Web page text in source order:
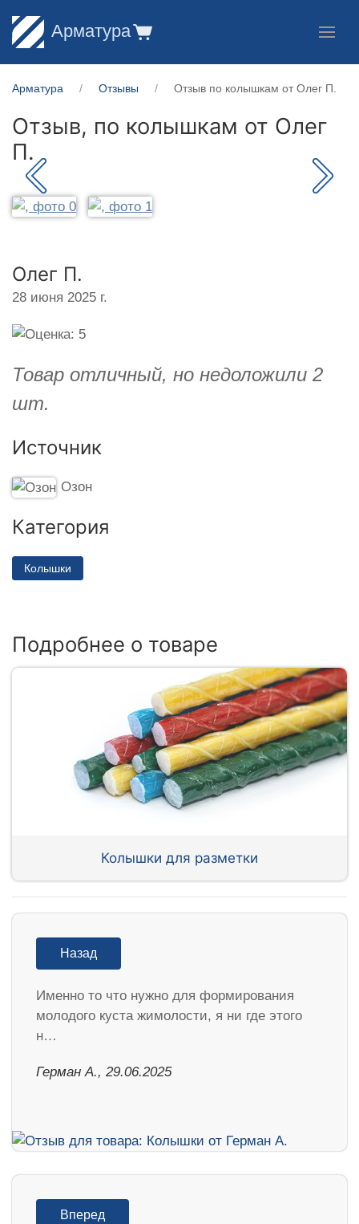
Арматура
Арматура Отзывы Отзыв по колышкам от Олег П.
Отзыв, по колышкам от Олег
П.
Олег П.
28 июня 2025 г.
Товар отличный, но недоложили 2
шт.
Источник
Озон
Категория
Колышки
Подробнее о товаре
Колышки для разметки
Назад
Именно то что нужно для формирования
молодого куста жимолости, я ни где этого
н…
Герман А., 29.06.2025
Вперед